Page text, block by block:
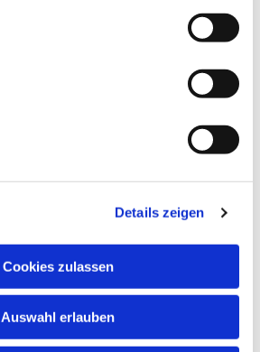
Details zeigen
Cookies zulassen
Auswahl erlauben